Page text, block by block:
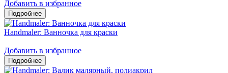
Добавить в избранное
Handmaler: Ванночка для краски
Добавить в избранное